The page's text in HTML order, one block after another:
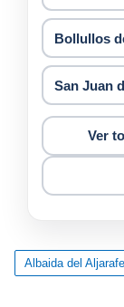
Bollullos
San Juan
Ver
Albaida del Aljarafe